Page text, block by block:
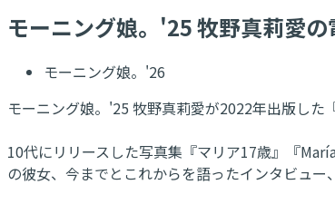
モーニング娘。'25 牧野真莉愛
モーニング娘。'26
モーニング娘。'25 牧野真莉愛が2022年出版した
10代にリリースした写真集『マリア17歳』『
の彼女、今までとこれからを語ったインタビュ